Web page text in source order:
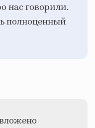
нас говорили.
полноценный